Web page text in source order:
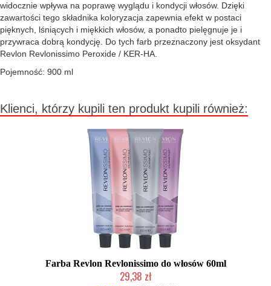
widocznie wpływa na poprawę wyglądu i kondycji włosów. Dzięki
zawartości tego składnika koloryzacja zapewnia efekt w postaci
pięknych, lśniących i miękkich włosów, a ponadto pielęgnuje je i
przywraca dobrą kondycję. Do tych farb przeznaczony jest oksydant
Revlon Revlonissimo Peroxide / KER-HA.
Pojemność: 900 ml
Klienci, którzy kupili ten produkt kupili również:
Farba Revlon Revlonissimo do włosów 60ml
29,38 zł